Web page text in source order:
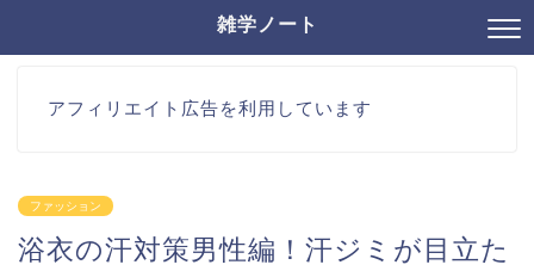
雑学ノート
アフィリエイト広告を利用しています
ファッション
浴衣の汗対策男性編！汗ジミが目立た